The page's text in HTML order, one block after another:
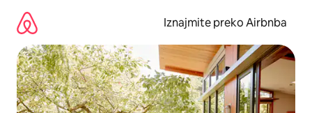
sadržaj
Iznajmite preko Airbnba